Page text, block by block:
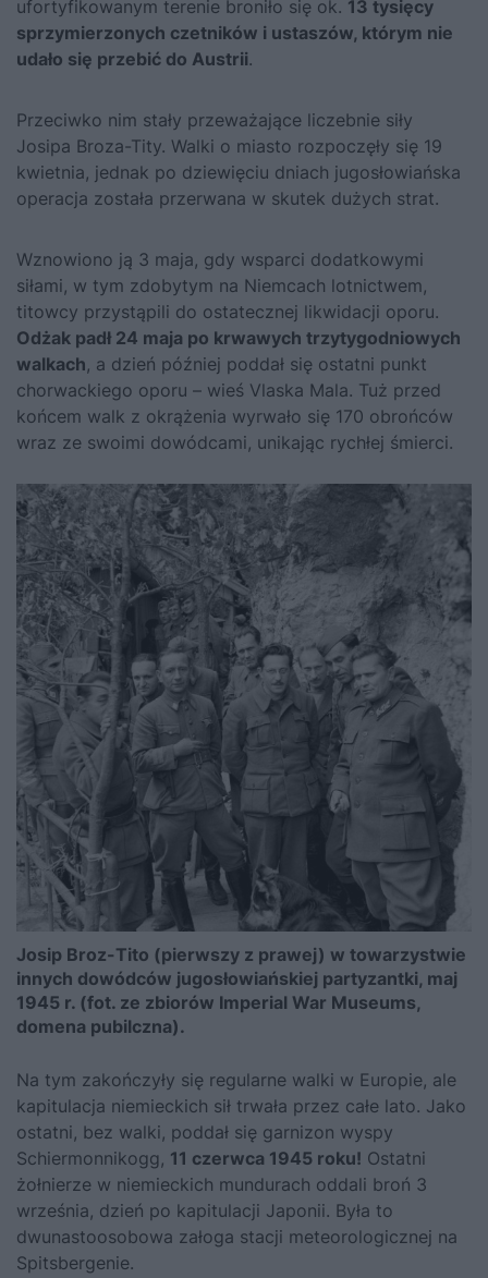
ufortyfikowanym terenie broniło się ok. 13 tysięcy
sprzymierzonych czetników i ustaszów, którym nie
udało się przebić do Austrii.
Przeciwko nim stały przeważające liczebnie siły
Josipa Broza-Tity. Walki o miasto rozpoczęły się 19
kwietnia, jednak po dziewięciu dniach jugosłowiańska
operacja została przerwana w skutek dużych strat.
Wznowiono ją 3 maja, gdy wsparci dodatkowymi
siłami, w tym zdobytym na Niemcach lotnictwem,
titowcy przystąpili do ostatecznej likwidacji oporu.
Odżak padł 24 maja po krwawych trzytygodniowych
walkach, a dzień później poddał się ostatni punkt
chorwackiego oporu – wieś Vlaska Mala. Tuż przed
końcem walk z okrążenia wyrwało się 170 obrońców
wraz ze swoimi dowódcami, unikając rychłej śmierci.
Josip Broz-Tito (pierwszy z prawej) w towarzystwie
innych dowódców jugosłowiańskiej partyzantki, maj
1945 r. (fot. ze zbiorów Imperial War Museums,
domena pubilczna).
Na tym zakończyły się regularne walki w Europie, ale
kapitulacja niemieckich sił trwała przez całe lato. Jako
ostatni, bez walki, poddał się garnizon wyspy
Schiermonnikogg, 11 czerwca 1945 roku! Ostatni
żołnierze w niemieckich mundurach oddali broń 3
września, dzień po kapitulacji Japonii. Była to
dwunastoosobowa załoga stacji meteorologicznej na
Spitsbergenie.